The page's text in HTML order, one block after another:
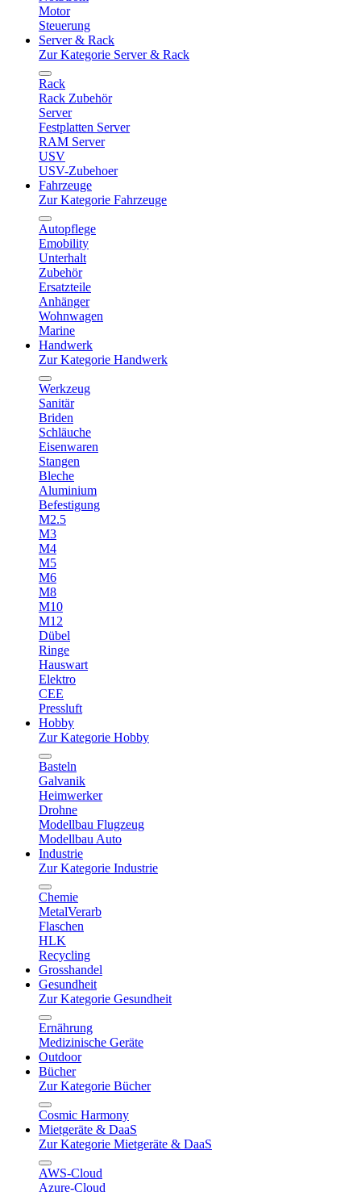
Motor
Steuerung
Server & Rack
Zur Kategorie Server & Rack
Rack
Rack Zubehör
Server
Festplatten Server
RAM Server
USV
USV-Zubehoer
Fahrzeuge
Zur Kategorie Fahrzeuge
Autopflege
Emobility
Unterhalt
Zubehör
Ersatzteile
Anhänger
Wohnwagen
Marine
Handwerk
Zur Kategorie Handwerk
Werkzeug
Sanitär
Briden
Schläuche
Eisenwaren
Stangen
Bleche
Aluminium
Befestigung
M2.5
M3
M4
M5
M6
M8
M10
M12
Dübel
Ringe
Hauswart
Elektro
CEE
Pressluft
Hobby
Zur Kategorie Hobby
Basteln
Galvanik
Heimwerker
Drohne
Modellbau Flugzeug
Modellbau Auto
Industrie
Zur Kategorie Industrie
Chemie
MetalVerarb
Flaschen
HLK
Recycling
Grosshandel
Gesundheit
Zur Kategorie Gesundheit
Ernährung
Medizinische Geräte
Outdoor
Bücher
Zur Kategorie Bücher
Cosmic Harmony
Mietgeräte & DaaS
Zur Kategorie Mietgeräte & DaaS
AWS-Cloud
Azure-Cloud